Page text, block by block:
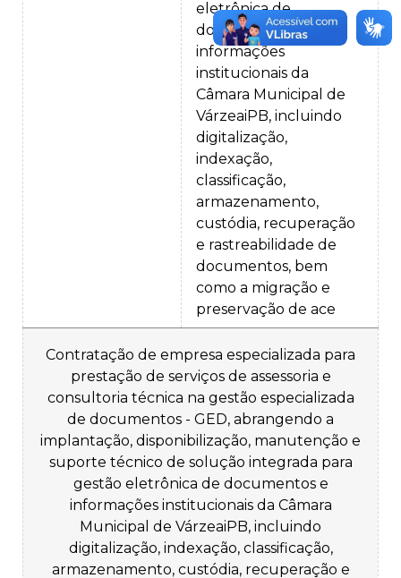
eletrônica de
documentos e
informações
institucionais da
Câmara Municipal de
VárzeaiPB, incluindo
digitalização,
indexação,
classificação,
armazenamento,
custódia, recuperação
e rastreabilidade de
documentos, bem
como a migração e
preservação de ace
Contratação de empresa especializada para
prestação de serviços de assessoria e
consultoria técnica na gestão especializada
de documentos - GED, abrangendo a
implantação, disponibilização, manutenção e
suporte técnico de solução integrada para
gestão eletrônica de documentos e
informações institucionais da Câmara
Municipal de VárzeaiPB, incluindo
digitalização, indexação, classificação,
armazenamento, custódia, recuperação e